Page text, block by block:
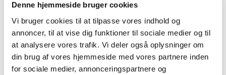
Denne hjemmeside bruger cookies
Vi bruger cookies til at tilpasse vores indhold og
annoncer, til at vise dig funktioner til sociale medier og til
at analysere vores trafik. Vi deler også oplysninger om
din brug af vores hjemmeside med vores partnere inden
for sociale medier, annonceringspartnere og